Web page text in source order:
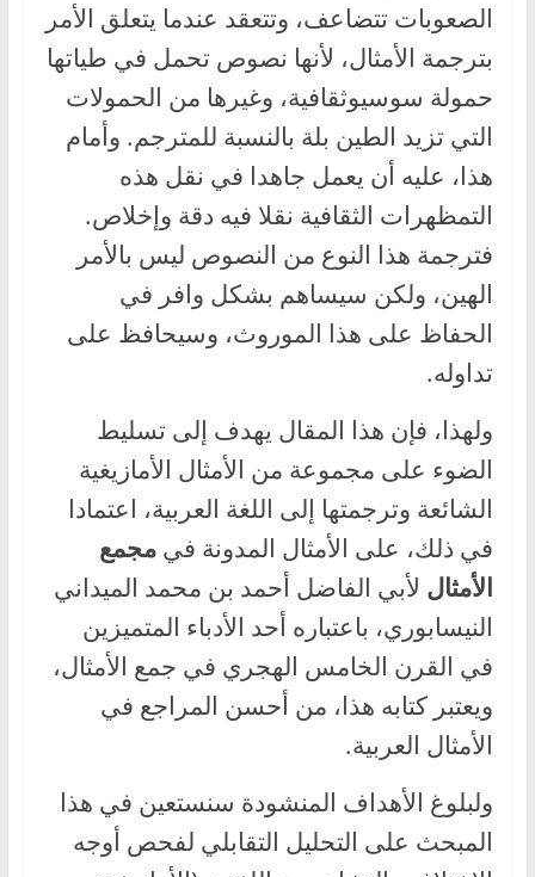
الصعوبات تتضاعف، وتتعقد عندما يتعلق الأمر
بترجمة الأمثال، لأنها نصوص تحمل في طياتها
حمولة سوسيوثقافية، وغيرها من الحمولات
التي تزيد الطين بلة بالنسبة للمترجم. وأمام
هذا، عليه أن يعمل جاهدا في نقل هذه
التمظهرات الثقافية نقلا فيه دقة وإخلاص.
فترجمة هذا النوع من النصوص ليس بالأمر
الهين، ولكن سيساهم بشكل وافر في
الحفاظ على هذا الموروث، وسيحافظ على
تداوله.
ولهذا، فإن هذا المقال يهدف إلى تسليط
الضوء على مجموعة من الأمثال الأمازيغية
الشائعة وترجمتها إلى اللغة العربية، اعتمادا
في ذلك، على الأمثال المدونة في مجمع
الأمثال لأبي الفاضل أحمد بن محمد الميداني
النيسابوري، باعتباره أحد الأدباء المتميزين
في القرن الخامس الهجري في جمع الأمثال،
ويعتبر كتابه هذا، من أحسن المراجع في
الأمثال العربية.
ولبلوغ الأهداف المنشودة سنستعين في هذا
المبحث على التحليل التقابلي لفحص أوجه